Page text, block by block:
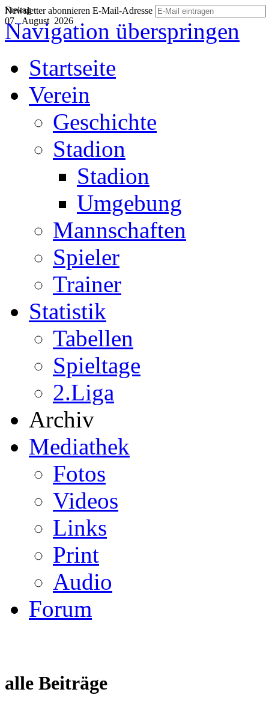
Freitag
07. August 2026
Newsletter abonnieren E-Mail-Adresse
Navigation überspringen
Startseite
Verein
Geschichte
Stadion
Stadion
Umgebung
Mannschaften
Spieler
Trainer
Statistik
Tabellen
Spieltage
2.Liga
Archiv
Mediathek
Fotos
Videos
Links
Print
Audio
Forum
alle Beiträge